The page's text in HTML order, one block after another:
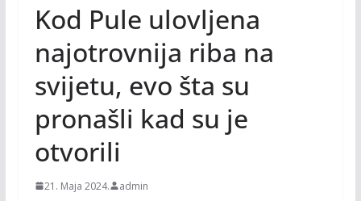
Kod Pule ulovljena
najotrovnija riba na
svijetu, evo šta su
pronašli kad su je
otvorili
21. Maja 2024. admin